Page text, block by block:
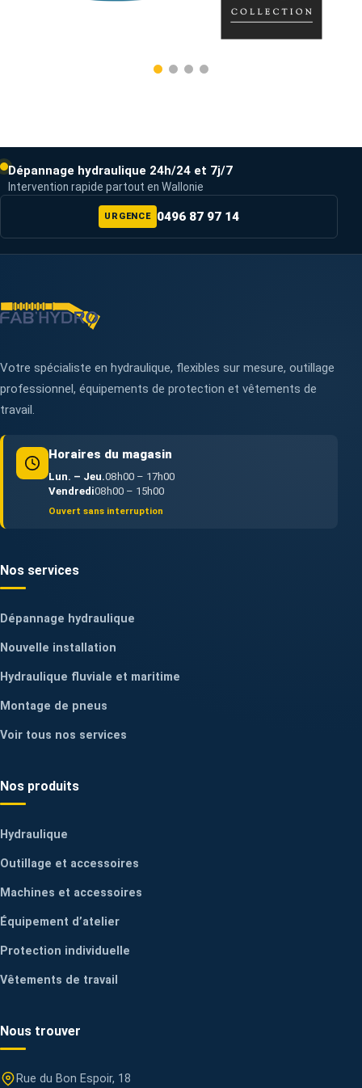
Dépannage hydraulique 24h/24 et 7j/7
Intervention rapide partout en Wallonie
URGENCE 0496 87 97 14
Votre spécialiste en hydraulique, flexibles sur mesure, outillage
professionnel, équipements de protection et vêtements de
travail.
Horaires du magasin
Lun. – Jeu.08h00 – 17h00
Vendredi08h00 – 15h00
Ouvert sans interruption
Nos services
Dépannage hydraulique
Nouvelle installation
Hydraulique fluviale et maritime
Montage de pneus
Voir tous nos services
Nos produits
Hydraulique
Outillage et accessoires
Machines et accessoires
Équipement d’atelier
Protection individuelle
Vêtements de travail
Nous trouver
Rue du Bon Espoir, 18